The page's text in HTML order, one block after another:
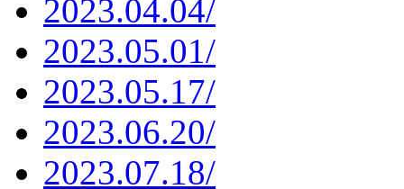
2023.04.04/
2023.05.01/
2023.05.17/
2023.06.20/
2023.07.18/